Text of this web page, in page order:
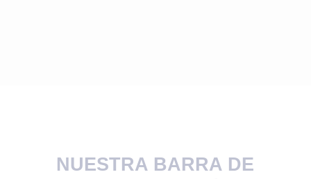
NUESTRA BARRA DE